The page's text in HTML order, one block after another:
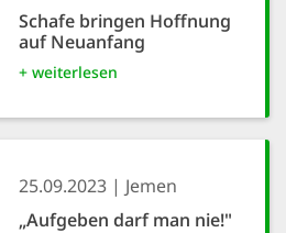
Schafe bringen Hoffnung
auf Neuanfang
+ weiterlesen
25.09.2023
Jemen
„Aufgeben darf man nie!"